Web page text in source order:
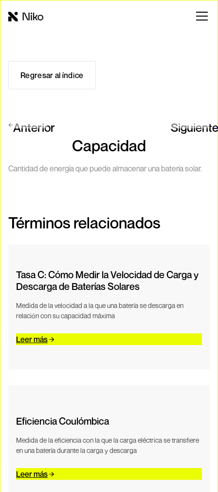
Regresar al índice
Anterior Siguiente
Capacidad
Cantidad de energía que puede almacenar una batería solar.
Términos relacionados
Tasa C: Cómo Medir la Velocidad de Carga y
Descarga de Baterías Solares
Medida de la velocidad a la que una batería se descarga en
relación con su capacidad máxima
Leer más
Eficiencia Coulómbica
Medida de la eficiencia con la que la carga eléctrica se transfiere
en una batería durante la carga y descarga
Leer más